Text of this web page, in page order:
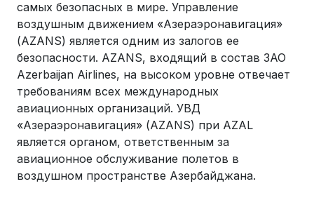
самых безопасных в мире. Управление
воздушным движением «Азераэронавигация»
(AZANS) является одним из залогов еe
безопасности. AZANS, входящий в состав ЗАО
Azerbaijan Airlines, на высоком уровне отвечает
требованиям всех международных
авиационных организаций. УВД
«Азераэронавигация» (AZANS) при AZAL
является органом, ответственным за
авиационное обслуживание полетов в
воздушном пространстве Азербайджана.